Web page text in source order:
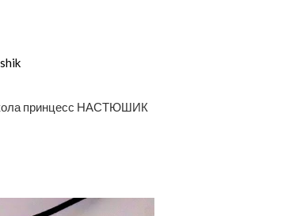
принцесс НАСТЮШИК